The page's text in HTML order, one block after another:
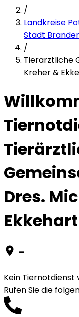
/
Landkreise
Stadt
/
Tierärztliche
Kreher &
Dres.
-
Kein Tiernotdienst
Rufen Sie die